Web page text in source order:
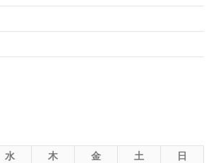
水 木 金 土 日